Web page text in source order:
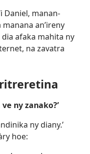
Daniel, manan-
an’ireny
afaka mahita ny
na zavatra
ny zanako?’
ny diany.’
hoe: